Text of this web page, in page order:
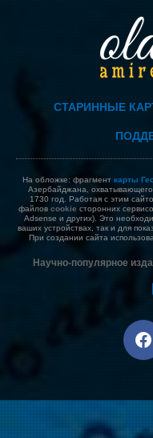
СТАРИННЫЕ
На обложке: фрагмент карты
Азербайджана, охватывающего
1730 год. Работая с этим
файлов cookie сторонних
Adsense и других). Это
ваших устройствах, так и для
При создании сайта
Научно-популярное